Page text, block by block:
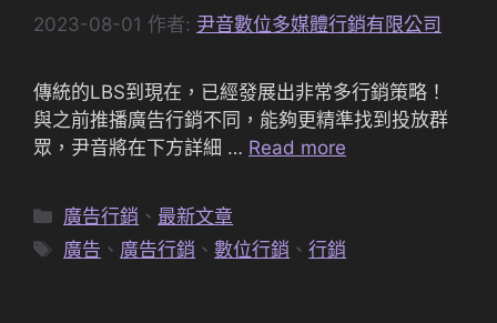
2023-08-01 作者: 尹音數位多媒體行銷有限公司
傳統的LBS到現在，已經發展出非常多行銷策略！
與之前推播廣告行銷不同，能夠更精準找到投放群
眾，尹音將在下方詳細 … Read more
分
類
廣告行銷 、 最新文章
標
廣告 、 廣告行銷 、數位行銷 、行銷